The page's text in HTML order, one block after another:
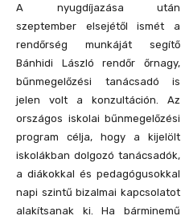
A nyugdíjazása után
szeptember elsejétől ismét a
rendőrség munkáját segítő
Bánhidi László rendőr őrnagy,
bűnmegelőzési tanácsadó is
jelen volt a konzultáción. Az
országos iskolai bűnmegelőzési
program célja, hogy a kijelölt
iskolákban dolgozó tanácsadók,
a diákokkal és pedagógusokkal
napi szintű bizalmai kapcsolatot
alakítsanak ki. Ha bárminemű